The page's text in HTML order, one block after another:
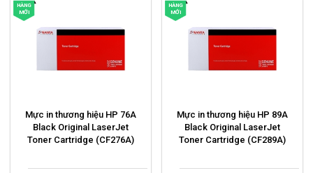
HÀNG
MỚI
Mực in thương hiệu HP 76A
Black Original LaserJet
Toner Cartridge (CF276A)
HÀNG
MỚI
Mực in thương hiệu HP 89A
Black Original LaserJet
Toner Cartridge (CF289A)